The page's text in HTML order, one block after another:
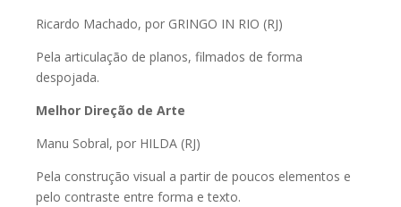
Ricardo Machado, por GRINGO IN RIO (RJ)
Pela articulação de planos, filmados de forma
despojada.
Melhor Direção de Arte
Manu Sobral, por HILDA (RJ)
Pela construção visual a partir de poucos elementos e
pelo contraste entre forma e texto.